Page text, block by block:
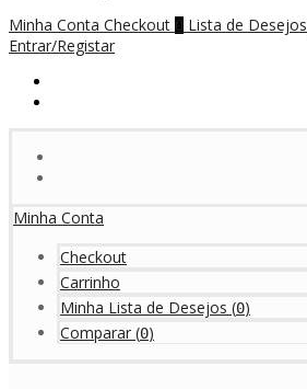
Minha Conta Checkout 0 Lista de Desejos
Entrar/Registar
Minha Conta
Checkout
Carrinho
Minha Lista de Desejos (0)
Comparar (0)